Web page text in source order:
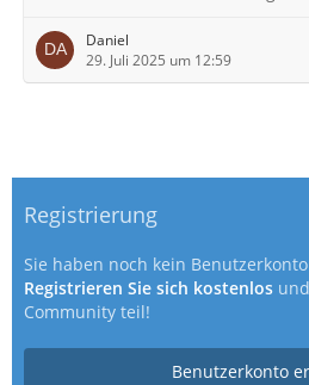
Daniel
29. Juli 2025 um 12:59
Registrierung
Sie haben noch kein
Registrieren Sie sich kostenlos
Community teil!
Benutzerkonto